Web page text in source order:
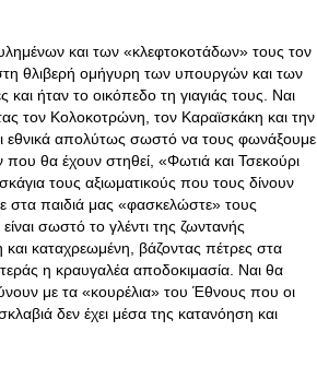
και των «κλεφτοκοτάδων» τους τον
θλιβερή ομήγυρη των υπουργών και των
ήταν το οικόπεδο τη γιαγιάς τους. Ναι
τον Κολοκοτρώνη, τον Καραϊσκάκη και την
εθνικά απολύτως σωστό να τους φωνάξουμε
που θα έχουν στηθεί, «Φωτιά και Τσεκούρι
τους αξιωματικούς που τους δίνουν
στα παιδιά μας «φασκελώστε» τους
σωστό το γλέντι της ζωντανής
καταχρεωμένη, βάζοντας πέτρες στα
η κραυγαλέα αποδοκιμασία. Ναι θα
με τα «κουρέλια» του Έθνους που οι
δεν έχει μέσα της κατανόηση και